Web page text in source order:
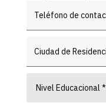
Nivel Educacional *